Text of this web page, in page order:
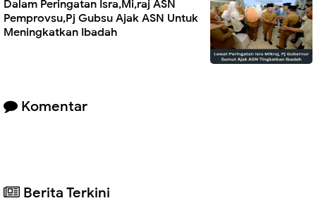
Dalam Peringatan Isra,Mi,raj ASN
Pemprovsu,Pj Gubsu Ajak ASN Untuk
Meningkatkan Ibadah
Komentar
Berita Terkini